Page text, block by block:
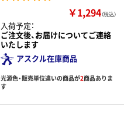
￥1,294（税込）
入荷予定：
ご注文後、お届けについてご連絡
いたします
アスクル在庫商品
光源色・販売単位違いの商品が2商品ありま
す